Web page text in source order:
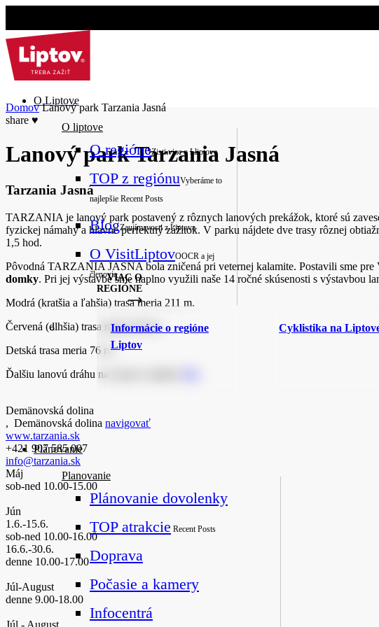
O Liptove
O liptove
O regióneZisti viac o Lliptove
TOP z regiónuVyberáme to
najlepšie Recent Posts
BlogZaujímavosti z Liptova
O VisitLiptovOOCR a jej
členovia
Informácie o regióne
Liptov
Cyklistika na
VIAC O
REGIÓNE
Plánovanie
Planovanie
Plánovanie dovolenky
TOP atrakcie Recent Posts
Doprava
Počasie a kamery
Infocentrá
Domov Lanový park Tarzania Jasná
share ♥
Lanový park Tarzania Jasná
Tarzania Jasná
TARZANIA je lanový park postavený z rôznych lanových prekážok, ktoré sú
fyzickej námahy a hlavne perfektný zážitok. V parku nájdete dve trasy rôznej
1,5 hod.
Pôvodná TARZANIA JASNA bola zničená pri veternej kalamite. Postavili sme pre
domky. Pri jej výstavbe sme naplno využili naše 14 ročné skúsenosti s výstavbou
Modrá (kratšia a ľahšia) trasa meria 211 m.
Červená (dlhšia) trasa meria 320 m.
Detská trasa meria 76 m.
Ďalšiu lanovú dráhu na Liptove nájdete
Demänovská dolina
, Demänovská dolina navigovať
www.tarzania.sk
+421 907 585 007
info@tarzania.sk
Máj
sob-ned 10.00-15.00
Jún
1.6.-15.6.
sob-ned 10.00-16.00
16.6.-30.6.
denne 10.00-17.00
Júl-August
denne 9.00-18.00
Júl - August